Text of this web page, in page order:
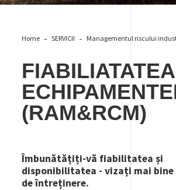
Home SERVICII Managementul riscului
FIABILIATATEA
(RAM&RCM)
Îmbunătățiți-vă fiabilitatea și
disponibilitatea - vizați mai
de întreținere.